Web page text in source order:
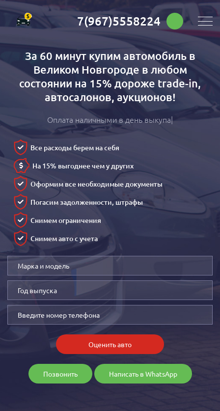
7(967)5558224
За 60 минут купим автомобиль в
Великом Новгороде в любом
состоянии на 15% дороже trade-in,
автосалонов, аукционов!
Оплата наличными в день выкупа
Все расходы берем на себя
На 15% выгоднее чем у других
Оформим все необходимые документы
Погасим задолженности, штрафы
Снимем ограничения
Снимем авто с учета
Оценить авто
Позвонить Написать в WhatsApp